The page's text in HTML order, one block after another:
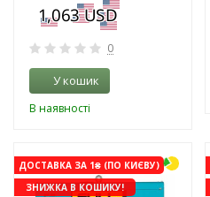
0
У кошик
В наявності
ДОСТАВКА ЗА 1₴ (ПО КИЄВУ)
ЗНИЖКА В КОШИКУ!